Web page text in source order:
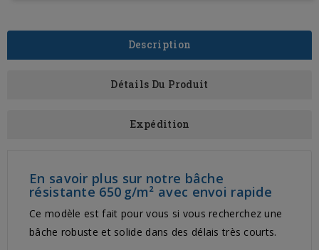
Description
Détails Du Produit
Expédition
En savoir plus sur notre bâche
résistante 650 g/m² avec envoi rapide
Ce modèle est fait pour vous si vous recherchez une
bâche robuste et solide dans des délais très courts.